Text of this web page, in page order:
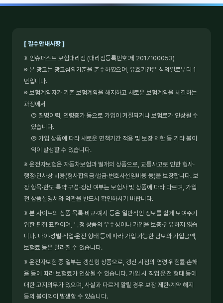
[ 필수안내사항 ]
※ 인슈퍼스트 보험대리점 (대리점등록번호:제 2017100053)
※ 본 광고는 광고심의기준을 준수하였으며, 유효기간은 심의일로부터 1
년입니다.
※ 보험계약자가 기존 보험계약을 해지하고 새로운 보험계약을 체결하는
과정에서
① 질병이력, 연령증가 등으로 가입이 거절되거나 보험료가 인상될 수
있습니다.
② 가입 상품에 따라 새로운 면책기간 적용 및 보장 제한 등 기타 불이
익이 발생할 수 있습니다.
※ 운전자보험은 자동차보험과 별개의 상품으로, 교통사고로 인한 형사·
행정·민사상 비용(형사합의금·벌금·변호사선임비용 등)을 보장합니다. 보
장 항목·한도·특약 구성·갱신 여부는 보험사 및 상품에 따라 다르며, 가입
전 상품설명서와 약관을 반드시 확인하시기 바랍니다.
※ 본 사이트의 상품 목록·비교·예시 등은 일반적인 정보를 쉽게 보여주기
위한 편집 표현이며, 특정 상품의 우수성이나 가입을 보증·권유하지 않습
니다. 나이·성별·직업·운전 형태 등에 따라 가입 가능한 담보와 가입금액,
보험료 등은 달라질 수 있습니다.
※ 운전자보험 중 일부는 갱신형 상품으로, 갱신 시점의 연령·위험률·손해
율 등에 따라 보험료가 인상될 수 있습니다. 가입 시 직업·운전 형태 등에
대한 고지의무가 있으며, 사실과 다르게 알릴 경우 보장 제한·계약 해지
등의 불이익이 발생할 수 있습니다.